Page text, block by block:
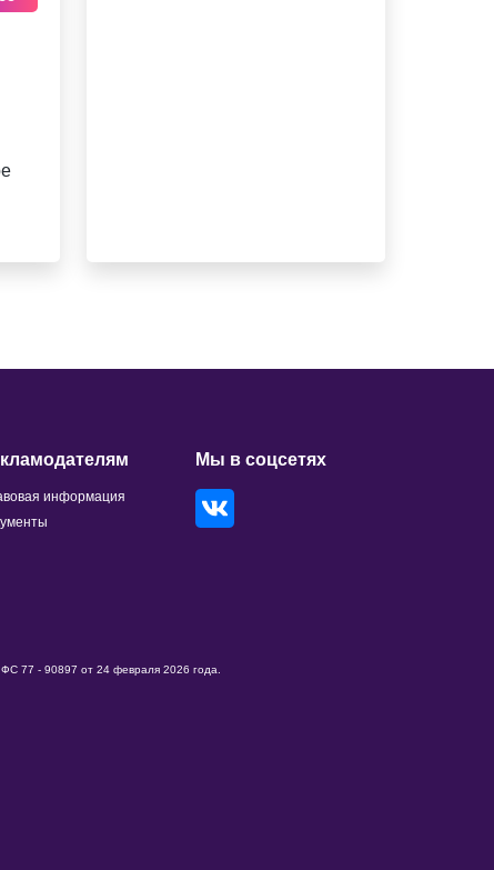
информация
Мы в соцсетях
77 - 90897 от 24 февраля 2026 года.